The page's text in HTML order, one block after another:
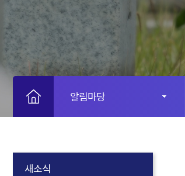
알림마당
새소식